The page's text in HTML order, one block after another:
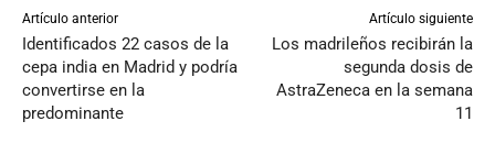
Artículo anterior
Identificados 22 casos de la
cepa india en Madrid y podría
convertirse en la
predominante
Artículo siguiente
Los madrileños recibirán la
segunda dosis de
AstraZeneca en la semana
11